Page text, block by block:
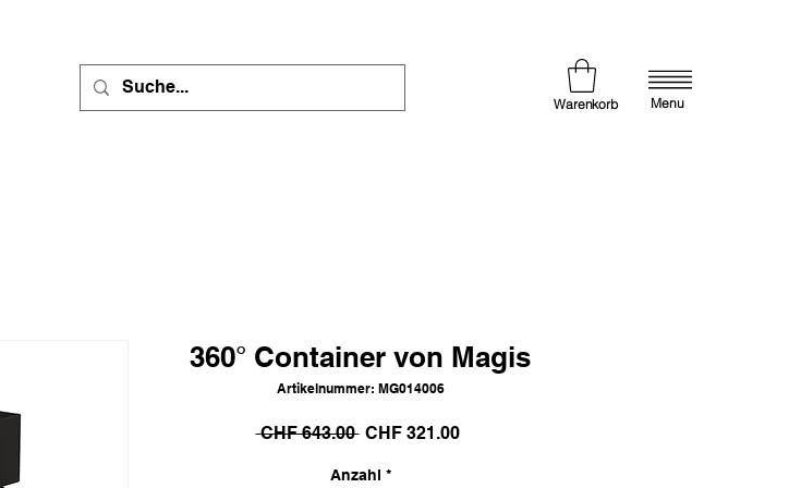
Warenkorb Menu
360° Container von Magis
Artikelnummer: MG014006
CHF 643.00 Standardpreis
CHF 321.00Sale-
Anzahl *